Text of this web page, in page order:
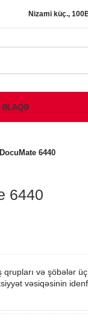
Nizami küç.,
ƏLAQƏ
6440
6440
qrupları və şöbələr
vəsiqəsinin